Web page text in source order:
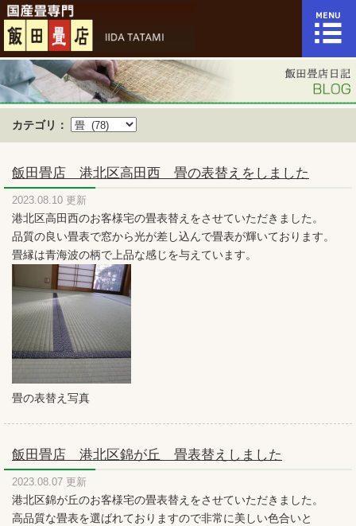
カテゴリ：
飯田畳店 港北区高田西 畳の表替えをしました
2023.08.10 更新
港北区高田西のお客様宅の畳表替えをさせていただきました。
品質の良い畳表で窓から光が差し込んで畳表が輝いております。
畳縁は青海波の柄で上品な感じを与えています。
畳の表替え写真
飯田畳店 港北区錦が丘 畳表替えしました
2023.08.07 更新
港北区錦が丘のお客様宅の畳表替えをさせていただきました。
高品質な畳表を選ばれておりますので非常に美しい色合いと